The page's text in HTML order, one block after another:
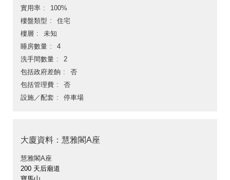
實用率
100%
樓盤類型
住宅
樓層
未知
睡房數量
4
洗手間數量
2
包括政府差餉
否
包括管理費
否
設施／配套
停車場
大廈資料：慧雅閣A座
慧雅閣A座
200 天后廟道